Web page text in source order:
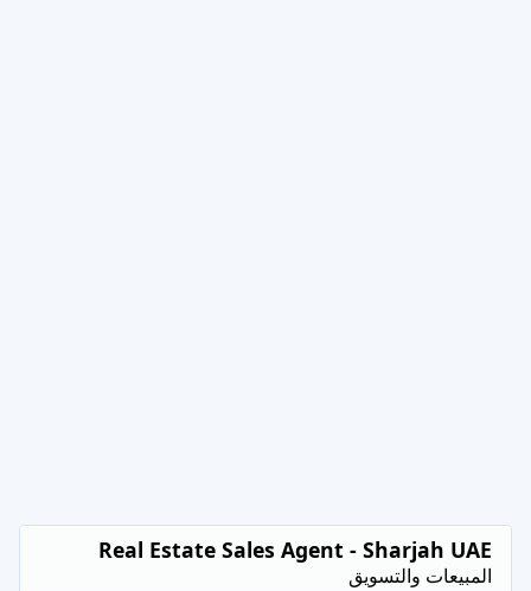
Real Estate Sales Agent - Sharjah UAE
المبيعات والتسويق